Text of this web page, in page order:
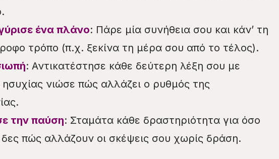
ένα πλάνο: Πάρε μία συνήθεια σου και κάν’ τη
τρόπο (π.χ. ξεκίνα τη μέρα σου από το τέλος).
: Αντικατέστησε κάθε δεύτερη λέξη σου με
νιώσε πώς αλλάζει ο ρυθμός της
την παύση: Σταμάτα κάθε δραστηριότητα για όσο
δες πώς αλλάζουν οι σκέψεις σου χωρίς δράση.